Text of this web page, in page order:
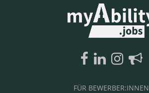
FÜR BEWERBER:INNEN